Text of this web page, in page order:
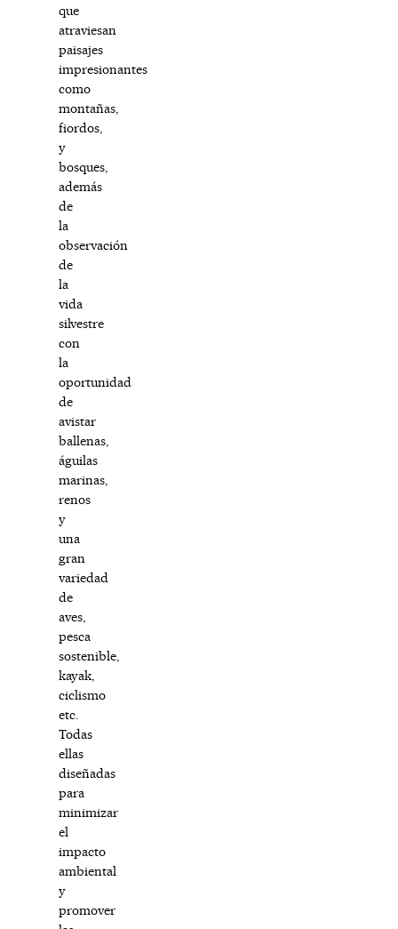
que
atraviesan
paisajes
impresionantes
como
montañas,
fiordos,
y
bosques,
además
de
la
observación
de
la
vida
silvestre
con
la
oportunidad
de
avistar
ballenas,
águilas
marinas,
renos
y
una
gran
variedad
de
aves,
pesca
sostenible,
kayak,
ciclismo
etc.
Todas
ellas
diseñadas
para
minimizar
el
impacto
ambiental
y
promover